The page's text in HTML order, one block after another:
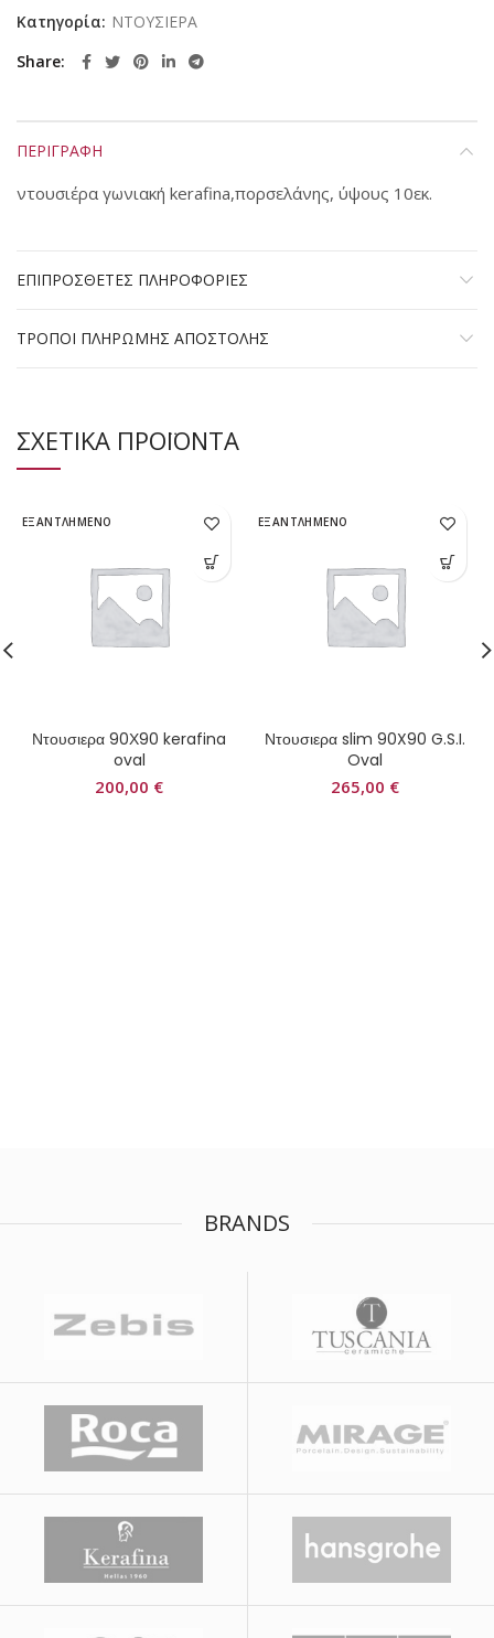
Κατηγορία: ΝΤΟΥΣΙΕΡΑ
Share
ΠΕΡΙΓΡΑΦΗ
ντουσιέρα γωνιακή kerafina,πορσελάνης, ύψους 10εκ.
ΕΠΙΠΡΟΣΘΕΤΕΣ ΠΛΗΡΟΦΟΡΙΕΣ
ΤΡΟΠΟΙ ΠΛΗΡΩΜΗΣ ΑΠΟΣΤΟΛΗΣ
ΣΧΕΤΙΚΑ ΠΡΟΪΟΝΤΑ
ΕΞΑΝΤΛΗΜΕΝΟ
Ντουσιερα 90Χ90 kerafina
oval
200,00 €
ΕΞΑΝΤΛΗΜΕΝΟ
Ντουσιερα slim 90X90 G.S.I.
Oval
265,00 €
BRANDS